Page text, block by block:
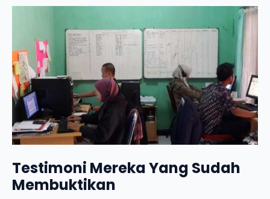
Testimoni Mereka Yang Sudah
Membuktikan